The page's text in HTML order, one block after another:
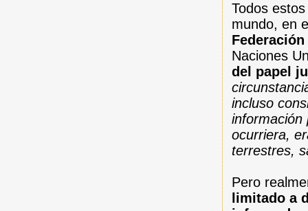
Todos
mundo, en
Federación
Naciones
del papel
incluso
información
ocurriera,
terrestres,
Pero
limitado a